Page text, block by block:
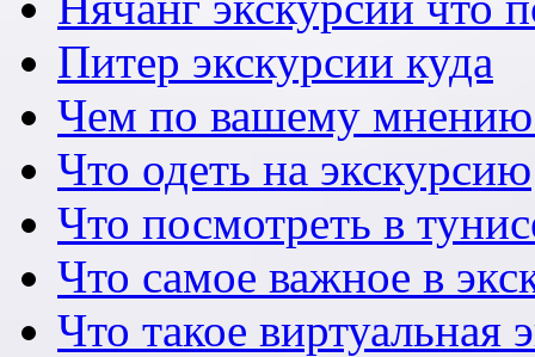
Питер экскурсии куда
Чем по вашему мнению
Что одеть на экскурсию
Что посмотреть в
Что самое важное в
Что такое виртуальная